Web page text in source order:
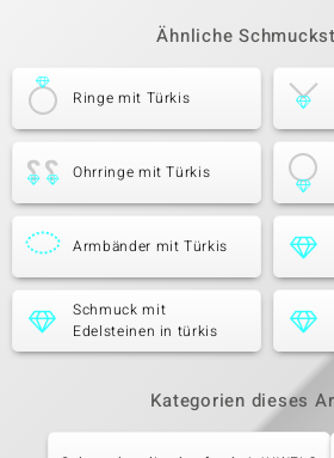
Ähnliche
Ringe mit Türkis
Ohrringe mit Türkis
Armbänder mit Türkis
Schmuck mit
Edelsteinen in türkis
Kategorien dieses